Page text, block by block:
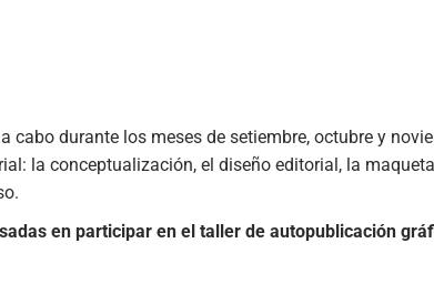
durante los meses de setiembre, octubre y
la conceptualización, el diseño editorial, la
en participar en el taller de autopublicación